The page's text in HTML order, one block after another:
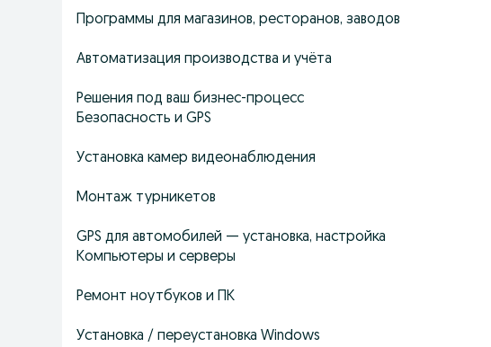
Программы для магазинов, ресторанов, заводов
Автоматизация производства и учёта
Решения под ваш бизнес-процесс
Безопасность и GPS
Установка камер видеонаблюдения
Монтаж турникетов
GPS для автомобилей — установка, настройка
Компьютеры и серверы
Ремонт ноутбуков и ПК
Установка / переустановка Windows